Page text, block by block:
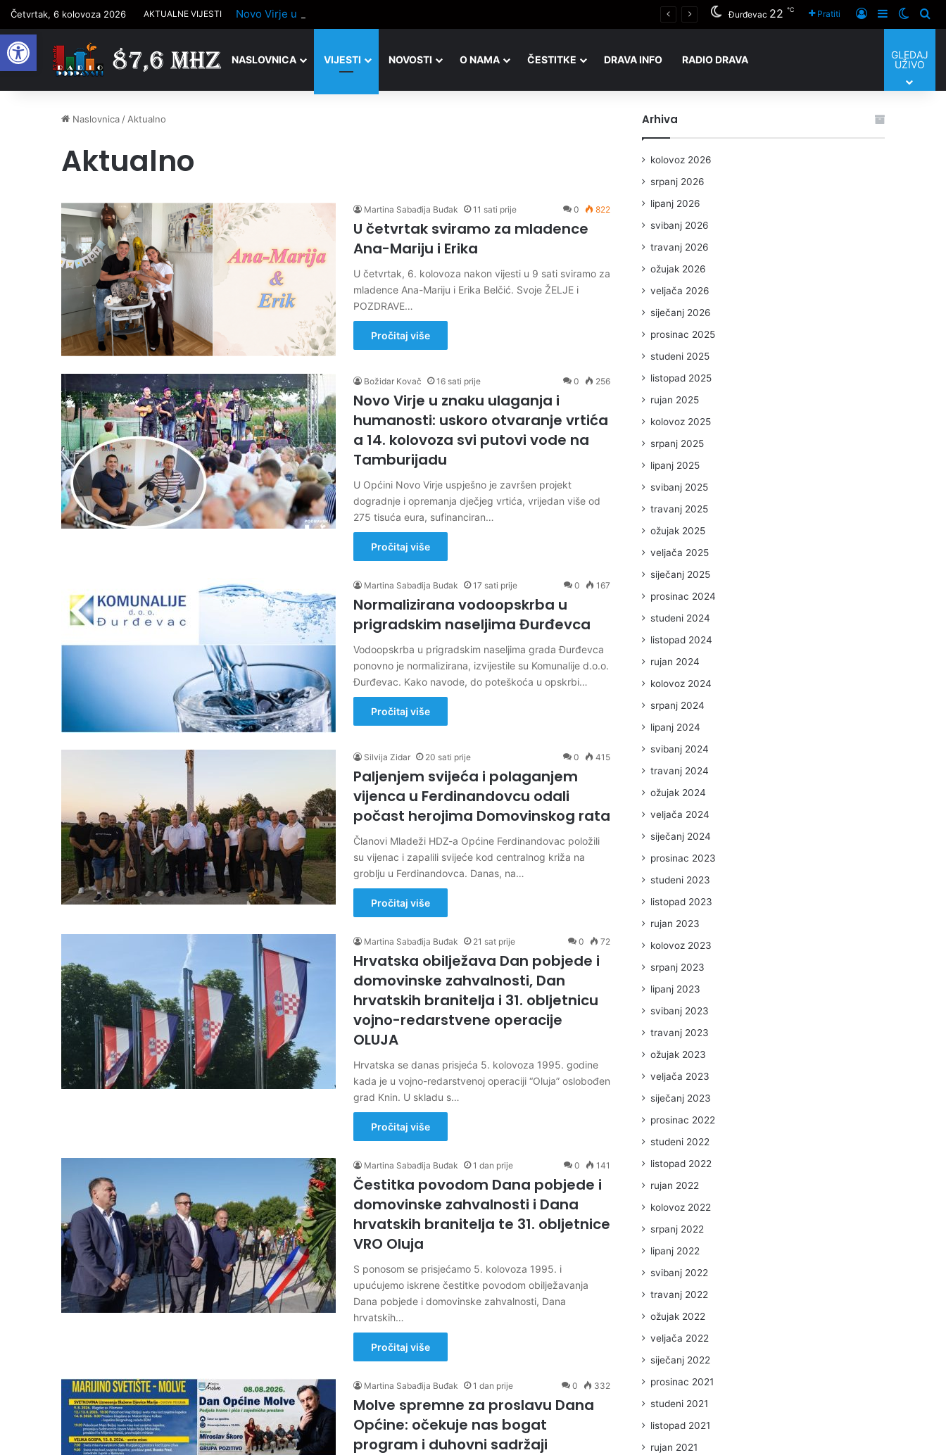
Open toolbar
Četvrtak, 6 kolovoza 2026 AKTUALNE VIJESTI Đurđevac 22 ℃ Pratiti Prijaviti se
Sidebar
NASLOVNICA VIJESTI NOVOSTI O NAMA ČESTITKE DRAVA INFO RADIO DRAVA
GLEDAJ
UŽIVO
Naslovnica / Aktualno
Aktualno
Martina Sabađija Buđak 11 sati prije 0 822
U četvrtak sviramo za mladence
Ana-Mariju i Erika
U četvrtak, 6. kolovoza nakon vijesti u 9 sati sviramo za
mladence Ana-Mariju i Erika Belčić. Svoje ŽELJE i
POZDRAVE…
Pročitaj više
Božidar Kovač 16 sati prije 0 256
Novo Virje u znaku ulaganja i
humanosti: uskoro otvaranje vrtića
a 14. kolovoza svi putovi vode na
Tamburijadu
U Općini Novo Virje uspješno je završen projekt
dogradnje i opremanja dječjeg vrtića, vrijedan više od
275 tisuća eura, sufinanciran…
Pročitaj više
Martina Sabađija Buđak 17 sati prije 0 167
Normalizirana vodoopskrba u
prigradskim naseljima Đurđevca
Vodoopskrba u prigradskim naseljima grada Đurđevca
ponovno je normalizirana, izvijestile su Komunalije d.o.o.
Đurđevac. Kako navode, do poteškoća u opskrbi…
Pročitaj više
Silvija Zidar 20 sati prije 0 415
Paljenjem svijeća i polaganjem
vijenca u Ferdinandovcu odali
počast herojima Domovinskog rata
Članovi Mladeži HDZ-a Općine Ferdinandovac položili
su vijenac i zapalili svijeće kod centralnog križa na
groblju u Ferdinandovca. Danas, na…
Pročitaj više
Martina Sabađija Buđak 21 sat prije 0 72
Hrvatska obilježava Dan pobjede i
domovinske zahvalnosti, Dan
hrvatskih branitelja i 31. obljetnicu
vojno-redarstvene operacije
OLUJA
Hrvatska se danas prisjeća 5. kolovoza 1995. godine
kada je u vojno-redarstvenoj operaciji “Oluja” oslobođen
grad Knin. U skladu s…
Pročitaj više
Martina Sabađija Buđak 1 dan prije 0 141
Čestitka povodom Dana pobjede i
domovinske zahvalnosti i Dana
hrvatskih branitelja te 31. obljetnice
VRO Oluja
S ponosom se prisjećamo 5. kolovoza 1995. i
upućujemo iskrene čestitke povodom obilježavanja
Dana pobjede i domovinske zahvalnosti, Dana
hrvatskih…
Pročitaj više
Martina Sabađija Buđak 1 dan prije 0 332
Molve spremne za proslavu Dana
Općine: očekuje nas bogat
program i duhovni sadržaji
Arhiva
kolovoz 2026
srpanj 2026
lipanj 2026
svibanj 2026
travanj 2026
ožujak 2026
veljača 2026
siječanj 2026
prosinac 2025
studeni 2025
listopad 2025
rujan 2025
kolovoz 2025
srpanj 2025
lipanj 2025
svibanj 2025
travanj 2025
ožujak 2025
veljača 2025
siječanj 2025
prosinac 2024
studeni 2024
listopad 2024
rujan 2024
kolovoz 2024
srpanj 2024
lipanj 2024
svibanj 2024
travanj 2024
ožujak 2024
veljača 2024
siječanj 2024
prosinac 2023
studeni 2023
listopad 2023
rujan 2023
kolovoz 2023
srpanj 2023
lipanj 2023
svibanj 2023
travanj 2023
ožujak 2023
veljača 2023
siječanj 2023
prosinac 2022
studeni 2022
listopad 2022
rujan 2022
kolovoz 2022
srpanj 2022
lipanj 2022
svibanj 2022
travanj 2022
ožujak 2022
veljača 2022
siječanj 2022
prosinac 2021
studeni 2021
listopad 2021
rujan 2021